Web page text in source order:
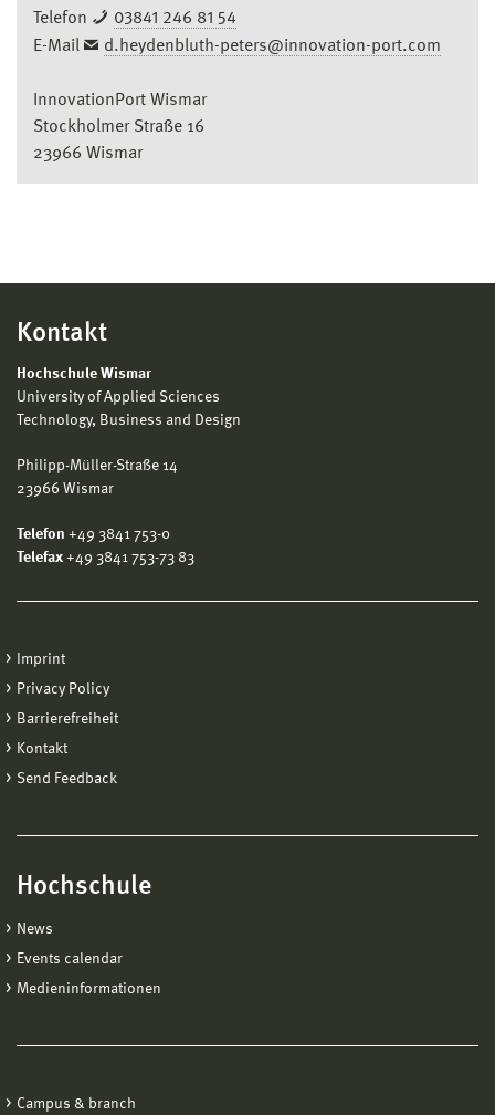
Telefon
03841 246 81 54
E-Mail
d.heydenbluth-peters@innovation-port.com
InnovationPort Wismar
Stockholmer Straße 16
23966 Wismar
Kontakt
Hochschule Wismar
University of Applied Sciences
Technology, Business and Design
Philipp-Müller-Straße 14
23966 Wismar
Telefon +49 3841 753-0
Telefax +49 3841 753-73 83
Imprint
Privacy Policy
Barrierefreiheit
Kontakt
Send Feedback
Hochschule
News
Events calendar
Medieninformationen
Campus & branch